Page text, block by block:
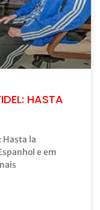
HASTA
Hasta la
e em